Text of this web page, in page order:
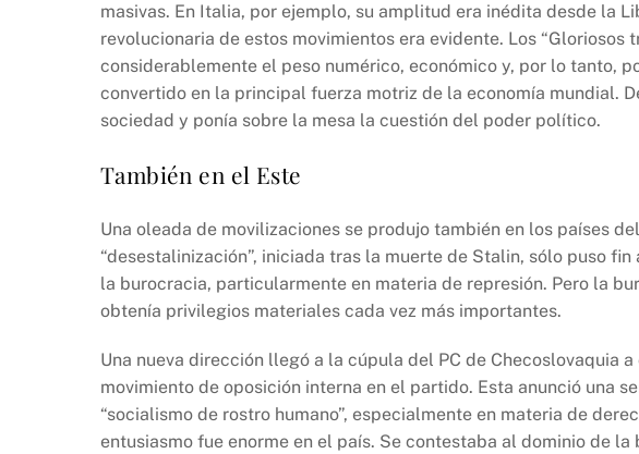
masivas. En Italia, por ejemplo, su amplitud era inédita desde la
revolucionaria de estos movimientos era evidente. Los “Gloriosos
considerablemente el peso numérico, económico y, por lo tanto,
convertido en la principal fuerza motriz de la economía mundial.
sociedad y ponía sobre la mesa la cuestión del poder político.
También en el Este
Una oleada de movilizaciones se produjo también en los países
“desestalinización”, iniciada tras la muerte de Stalin, sólo puso
la burocracia, particularmente en materia de represión. Pero la
obtenía privilegios materiales cada vez más importantes.
Una nueva dirección llegó a la cúpula del PC de Checoslovaquia
movimiento de oposición interna en el partido. Esta anunció una
“socialismo de rostro humano”, especialmente en materia de
entusiasmo fue enorme en el país. Se contestaba al dominio de